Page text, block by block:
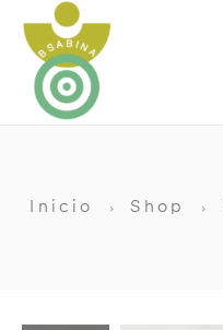
Inicio Shop